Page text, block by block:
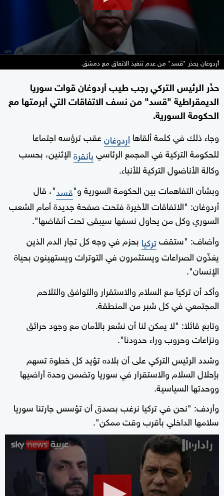
أردوغان يحذر "قسد" من عدم تنفيذ الاتفاق مع دمشق
حذّر الرئيس التركي رجب طيب أردوغان قوات سوريا
الديمقراطية "قسد" من نسف الاتفاقات التي أبرمتها مع
الحكومة السورية.
وجاء ذلك في كلمة ألقاهاأردوغانعقب ترؤسه اجتماعا
للحكومة التركية في المجمع الرئاسيبأنقرةالإثنين، بحسب
وكالة الأناضول التركية للأنباء.
وبشأن التفاهمات بين الحكومة السورية و"قسد"، قال
أردوغان: "الاتفاقات الأخيرة فتحت صفحة جديدة أمام الشعب
السوري وكل من يحاول نسفها سيبقى تحت أنقاضها".
وأضاف: "ستقفتركيا بحزم في وجه كل تجار الدم الذين
يغذّون الصراعات ويستثمرون في التوترات ويستهينون بحياة
الإنسان".
وأكد أن تركيا مع السلام والاستقرار والتوافق والتلاحم
المجتمعي في كل شبر من المنطقة.
وتابع قائلا: "لا يمكن لنا أن نشعر بالأمان مع وجود حرائق
ونزاعات وحروب وراء حدودنا".
وشدد الرئيس التركي على أن بلاده تؤيد كل خطوة تسهم
بإحلال السلام والاستقرار في سوريا وتضمن وحدة أراضيها
ووحدتها السياسية.
وأردف: "نحن في تركيا نرغب بصدق أن تؤسس جارتنا سوريا
سلامها الداخلي بأقرب وقت ممكن".
seconds